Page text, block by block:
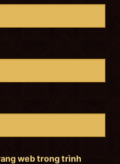
web trong trình